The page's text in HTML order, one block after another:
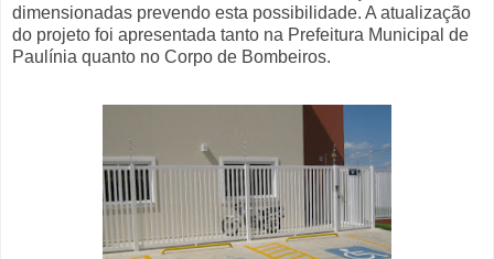
dimensionadas prevendo esta possibilidade. A atualização
do projeto foi apresentada tanto na Prefeitura Municipal de
Paulínia quanto no Corpo de Bombeiros.